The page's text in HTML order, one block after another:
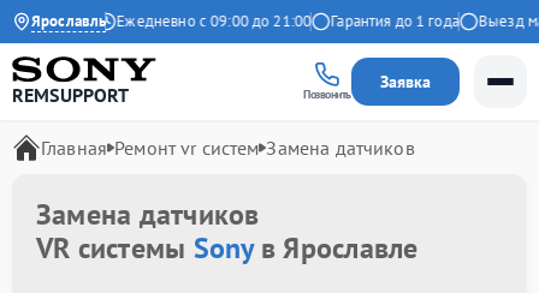
Ярославль
на Яндекс Ежедневно с 09:00 до 21:00 Гарантия до 1 года Выезд
REMSUPPORT Позвонить
Заявка
Главная Ремонт vr систем Замена датчиков
Замена датчиков
VR системы Sonyв Ярославле